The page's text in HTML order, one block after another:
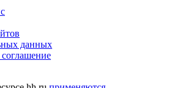
данных
соглашение